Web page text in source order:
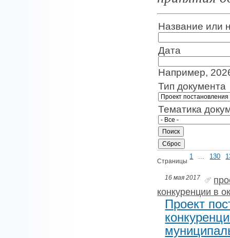
Название или
Дата
Например,
Тип документа
Тематика
Страницы
1 ... 130
16 мая 2017
конкуренции в
Проект